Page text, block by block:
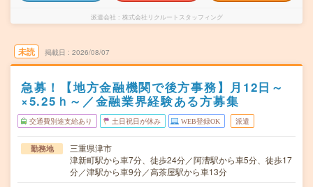
派遣会社 株式会社リクルートスタッフィング
未読 掲載日 2026/08/07
急募！【地方金融機関で後方事務】月12日～
×5.25ｈ～／金融業界経験ある方募集
交通費別途支給あり 土日祝日が休み WEB登録OK 派遣
勤務地
三重県津市
津新町駅から車7分、徒歩24分／阿漕駅から車5分、徒歩17
分／津駅から車9分／高茶屋駅から車13分